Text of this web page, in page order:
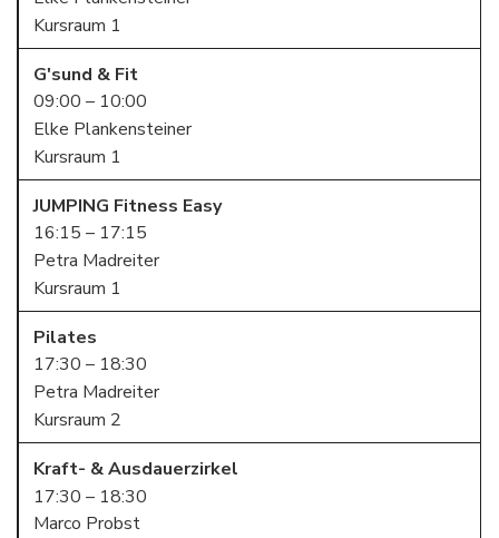
Kursraum 1
G'sund & Fit
09:00 – 10:00
Elke Plankensteiner
Kursraum 1
JUMPING Fitness Easy
16:15 – 17:15
Petra Madreiter
Kursraum 1
Pilates
17:30 – 18:30
Petra Madreiter
Kursraum 2
Kraft- & Ausdauerzirkel
17:30 – 18:30
Marco Probst